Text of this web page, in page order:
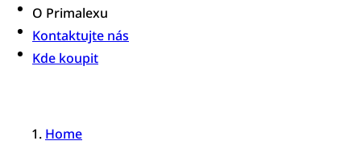
O Primalexu
Kontaktujte nás
Kde koupit
Home